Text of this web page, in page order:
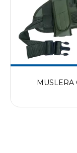
MUSLERA